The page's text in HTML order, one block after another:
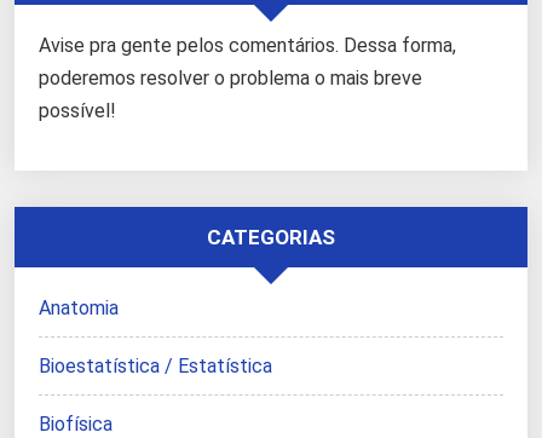
Avise pra gente pelos comentários. Dessa forma,
poderemos resolver o problema o mais breve
possível!
CATEGORIAS
Anatomia
Bioestatística / Estatística
Biofísica